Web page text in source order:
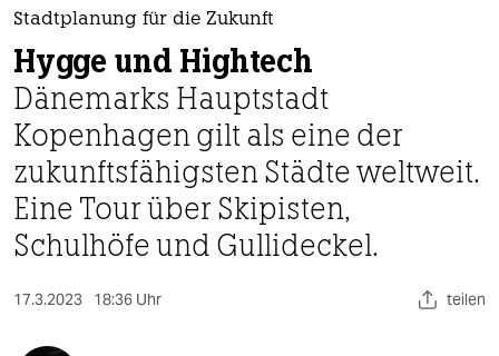
nord
wahrheit
verlag
verlag
veranstaltungen
Stadtplanung für die Zukunft
Hygge und Hightech
Dänemarks Hauptstadt
Kopenhagen gilt als eine der
zukunftsfähigsten Städte weltweit.
Eine Tour über Skipisten,
Schulhöfe und Gullideckel.
17.3.2023 18:36 Uhr teilen